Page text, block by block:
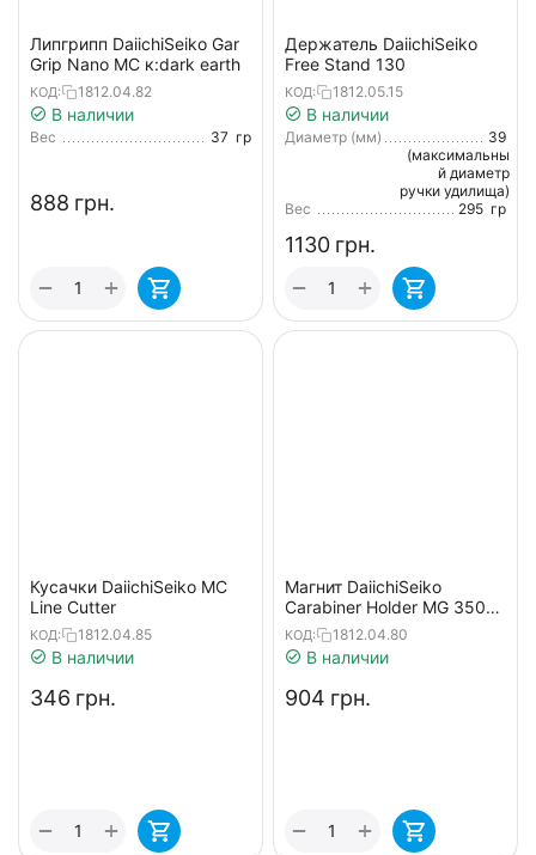
Липгрипп DaiichiSeiko Gar
Grip Nano MC к:dark earth
КОД: 1812.04.82
В наличии
Вес 37 гр
‍888‍ грн.
+
−
Держатель DaiichiSeiko
Free Stand 130
КОД: 1812.05.15
В наличии
Диаметр (мм)
39
(максимальны
й диаметр
ручки удилища)
Вес
295 гр
‍1130‍ грн.
+
−
Кусачки DaiichiSeiko MC
Line Cutter
КОД: 1812.04.85
В наличии
‍346‍ грн.
+
−
Магнит DaiichiSeiko
Carabiner Holder MG 3500
(с карибский) к:silver
КОД: 1812.04.80
В наличии
‍904‍ грн.
+
−